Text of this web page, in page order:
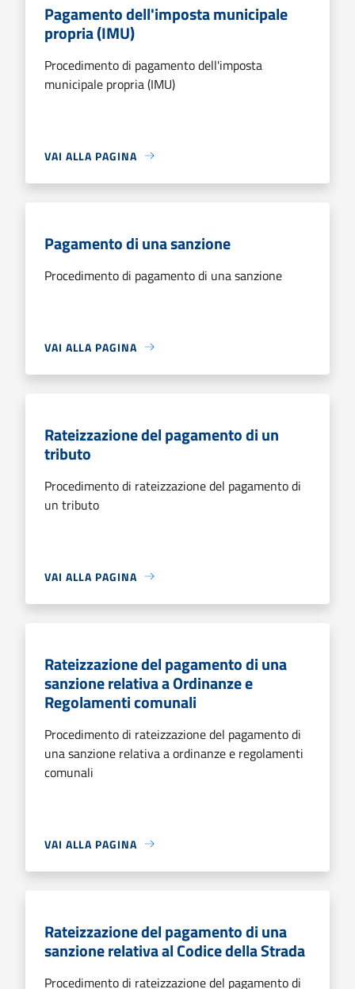
Pagamento dell'imposta municipale
propria (IMU)
Procedimento di pagamento dell'imposta
municipale propria (IMU)
VAI ALLA PAGINA
Pagamento di una sanzione
Procedimento di pagamento di una sanzione
VAI ALLA PAGINA
Rateizzazione del pagamento di un
tributo
Procedimento di rateizzazione del pagamento di
un tributo
VAI ALLA PAGINA
Rateizzazione del pagamento di una
sanzione relativa a Ordinanze e
Regolamenti comunali
Procedimento di rateizzazione del pagamento di
una sanzione relativa a ordinanze e regolamenti
comunali
VAI ALLA PAGINA
Rateizzazione del pagamento di una
sanzione relativa al Codice della Strada
Procedimento di rateizzazione del pagamento di